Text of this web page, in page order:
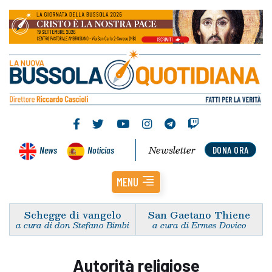
News Noticias DONA ORA
Newsletter
MENU
Schegge di vangelo
a cura di don Stefano Bimbi
San Gaetano Thiene
a cura di Ermes Dovico
Autorità religiose